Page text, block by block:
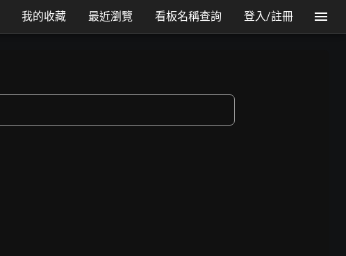
我的收藏 最近瀏覽 看板名稱查詢 登入/註冊